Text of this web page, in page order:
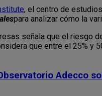
, el centro de
para analizar cómo la
señala que el riesgo
que entre el 25% y
Adecco